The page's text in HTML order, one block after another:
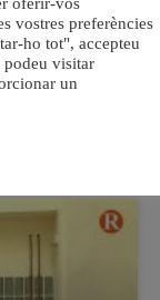
marcador de
setmana com
Sala